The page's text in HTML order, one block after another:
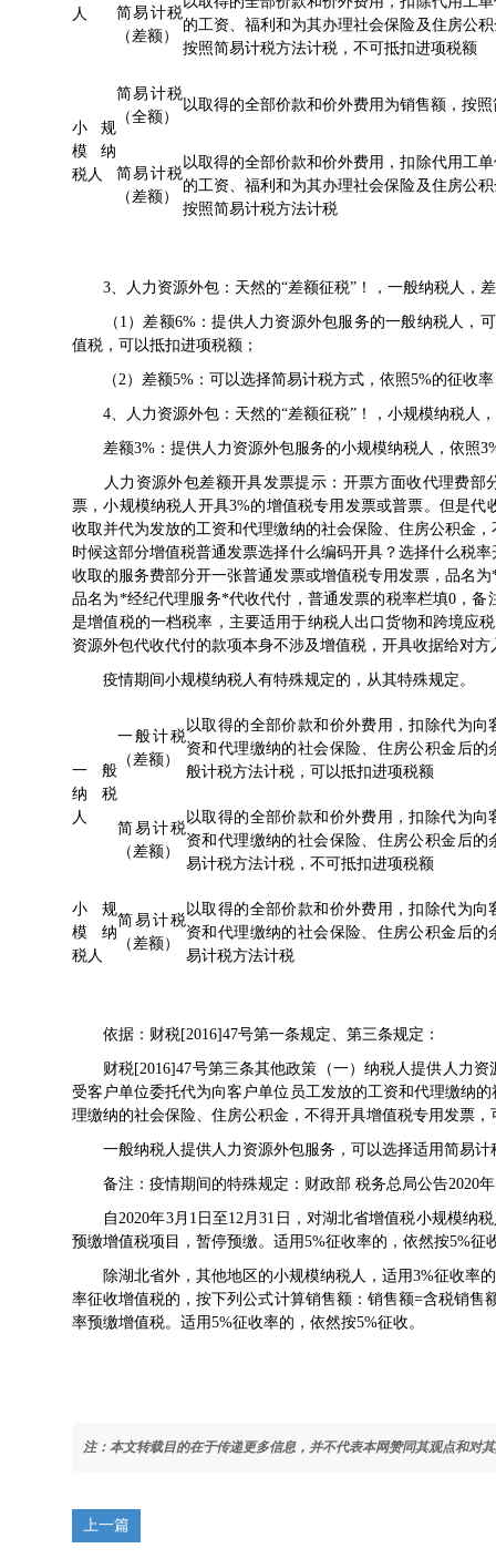
人
简易计税
（差额）
的工资、福利和为其办理社会保险及住房公
按照简易计税方法计税，不可抵扣进项税额
小规
模纳
税人
简易计税
（全额）
以取得的全部价款和价外费用为销售额，按
简易计税
（差额）
以取得的全部价款和价外费用，扣除代用工
的工资、福利和为其办理社会保险及住房公
按照简易计税方法计税
3、人力资源外包：天然的“差额征税”！，一般纳税人，差
（1）差额6%：提供人力资源外包服务的一般纳税人，
值税，可以抵扣进项税额；
（2）差额5%：可以选择简易计税方式，依照5%的征收率
4、人力资源外包：天然的“差额征税”！，小规模纳税人，
差额3%：提供人力资源外包服务的小规模纳税人，依照
人力资源外包差额开具发票提示：开票方面收代理费部
票，小规模纳税人开具3%的增值税专用发票或普票。但是
收取并代为发放的工资和代理缴纳的社会保险、住房公积金
时候这部分增值税普通发票选择什么编码开具？选择什么税
收取的服务费部分开一张普通发票或增值税专用发票，品名
品名为*经纪代理服务*代收代付，普通发票的税率栏填0，
是增值税的一档税率，主要适用于纳税人出口货物和跨境应
资源外包代收代付的款项本身不涉及增值税，开具收据给对方
疫情期间小规模纳税人有特殊规定的，从其特殊规定。
一般
纳税
人
一般计税
（差额）
以取得的全部价款和价外费用，扣除代为向
资和代理缴纳的社会保险、住房公积金后的
般计税方法计税，可以抵扣进项税额
简易计税
（差额）
以取得的全部价款和价外费用，扣除代为向
资和代理缴纳的社会保险、住房公积金后的
易计税方法计税，不可抵扣进项税额
小规
模纳
税人
简易计税
（差额）
以取得的全部价款和价外费用，扣除代为向
资和代理缴纳的社会保险、住房公积金后的
易计税方法计税
依据： 财税[2016]47号第一条规定、第三条规定：
财税[2016]47号第三条其他政策（一）纳税人提供人力
受客户单位委托代为向客户单位员工发放的工资和代理缴纳
理缴纳的社会保险、住房公积金，不得开具增值税专用发票
一般纳税人提供人力资源外包服务，可以选择适用简易计
备注：疫情期间的特殊规定： 财政部 税务总局公告2020
自2020年3月1日至12月31日，对湖北省增值税小规模纳
预缴增值税项目，暂停预缴。适用5%征收率的，依然按5%征
除湖北省外，其他地区的小规模纳税人，适用3%征收率
率征收增值税的，按下列公式计算销售额：销售额=含税销售
率预缴增值税。适用5%征收率的，依然按5%征收。
注：本文转载目的在于传递更多信息，并不代表本网赞同其观点和对
上一篇